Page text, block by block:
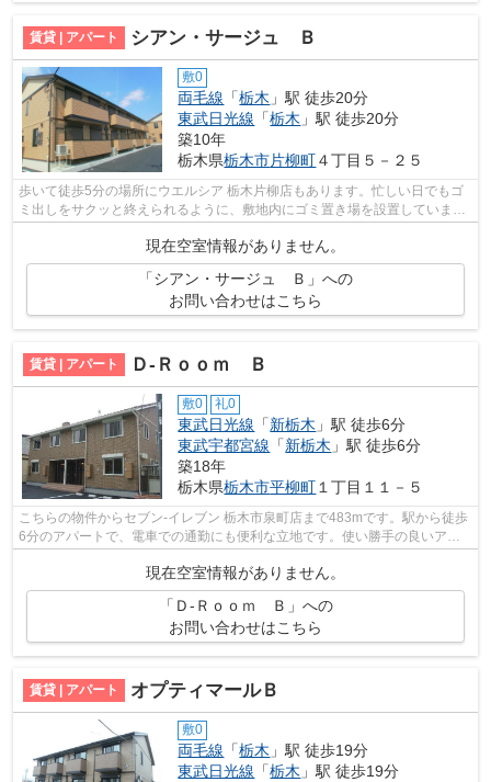
賃貸 | アパート シアン・サージュ Ｂ
敷0
両毛線 「栃木 」駅 徒歩20分
東武日光線 「栃木 」駅 徒歩20分
築10年
栃木県栃木市片柳町４丁目５－２５
歩いて徒歩5分の場所にウエルシア 栃木片柳店もあります。忙しい日でもゴ
ミ出しをサクッと終えられるように、敷地内にゴミ置き場を設置していま
現在空室情報がありません。
「シアン・サージュ Ｂ」への
お問い合わせはこちら
賃貸 | アパート Ｄ-Ｒｏｏｍ Ｂ
敷0 礼0
東武日光線 「新栃木 」駅 徒歩6分
東武宇都宮線 「新栃木 」駅 徒歩6分
築18年
栃木県栃木市平柳町 １丁目１１－５
こちらの物件からセブン‐イレブン 栃木市泉町店まで483mです。駅から徒歩
6分のアパートで、電車での通勤にも便利な立地です。使い勝手の良いアパ
ートでイチオシの物件です。東武日光線...
現在空室情報がありません。
「Ｄ-Ｒｏｏｍ Ｂ」への
お問い合わせはこちら
賃貸 | アパート オプティマールＢ
敷0
両毛線 「栃木 」駅 徒歩19分
東武日光線 「栃木 」駅 徒歩19分